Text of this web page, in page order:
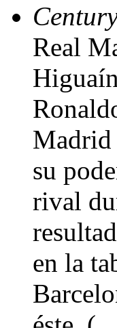
Real
Madrid
su
rival
en la